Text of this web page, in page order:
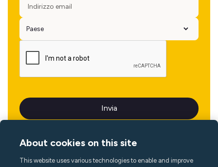
Lingua
About cookies on this site
This website uses various technologies to enable and improve